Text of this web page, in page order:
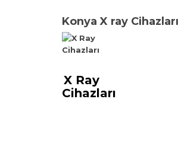
Konya X ray Cihazları
X Ray
Cihazları